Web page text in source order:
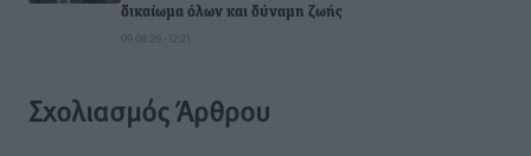
δικαίωμα όλων και δύναμη ζωής
09.08.26 · 12:21
Σχολιασμός Άρθρου